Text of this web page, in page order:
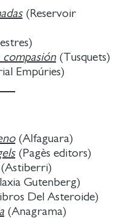
(Reservoir
compasión(Tusquets)
Empúries)
(Alfaguara)
(Pagès editors)
Gutenberg)
Del Asteroide)
(Anagrama)